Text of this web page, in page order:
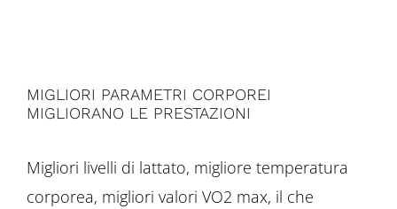
MIGLIORI PARAMETRI CORPOREI
MIGLIORANO LE PRESTAZIONI
Migliori livelli di lattato, migliore temperatura
corporea, migliori valori VO2 max, il che